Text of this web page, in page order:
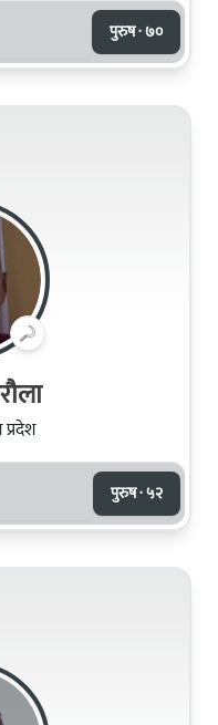
पुरुष · ७०
पुरुष · ५२